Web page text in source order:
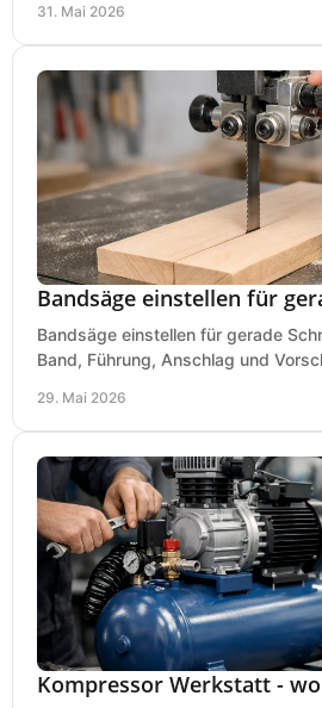
31. Mai 2026
Bandsäge einstellen für
Bandsäge einstellen für gerade
Band, Führung, Anschlag und
29. Mai 2026
Kompressor Werkstatt -